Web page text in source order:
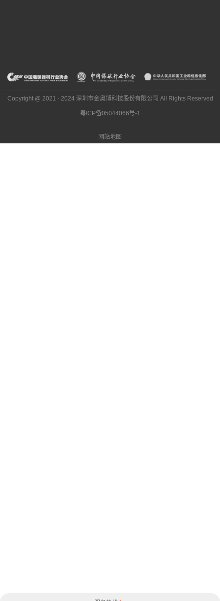
Copyright @ 2021 - 2024 深圳市金奥博科技股份有限公司 All Rights Reserved
粤ICP备05044066号-1
网站地图